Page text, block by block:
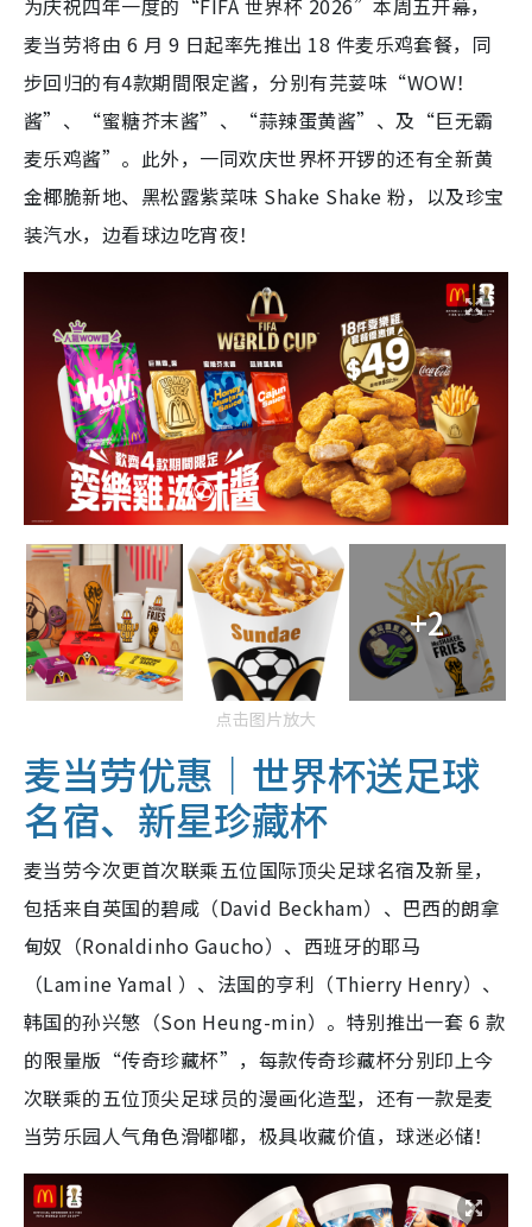
为庆祝四年一度的“FIFA 世界杯 2026”本周五开幕，
麦当劳将由 6 月 9 日起率先推出 18 件麦乐鸡套餐，同
步回归的有4款期間限定酱，分别有芫荽味“WOW！
酱”、“蜜糖芥末酱”、“蒜辣蛋黄酱”、及“巨无霸
麦乐鸡酱”。此外，一同欢庆世界杯开锣的还有全新黄
金椰脆新地、黑松露紫菜味 Shake Shake 粉，以及珍宝
装汽水，边看球边吃宵夜！
+2
点击图片放大
麦当劳优惠｜世界杯送足球
名宿、新星珍藏杯
麦当劳今次更首次联乘五位国际顶尖足球名宿及新星，
包括来自英国的碧咸（David Beckham）、巴西的朗拿
甸奴（Ronaldinho Gaucho）、西班牙的耶马
（Lamine Yamal ）、法国的亨利（Thierry Henry）、
韩国的孙兴慜（Son Heung-min）。特别推出一套 6 款
的限量版“传奇珍藏杯”，每款传奇珍藏杯分别印上今
次联乘的五位顶尖足球员的漫画化造型，还有一款是麦
当劳乐园人气角色滑嘟嘟，极具收藏价值，球迷必储！